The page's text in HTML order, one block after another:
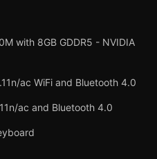
with 8GB GDDR5 - NVIDIA
ac WiFi and Bluetooth 4.0
ac and Bluetooth 4.0